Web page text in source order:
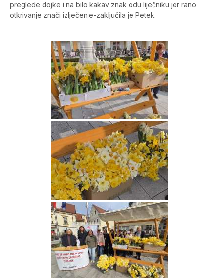
preglede dojke i na bilo kakav znak odu liječniku jer rano
otkrivanje znači izlječenje-zaključila je Petek.